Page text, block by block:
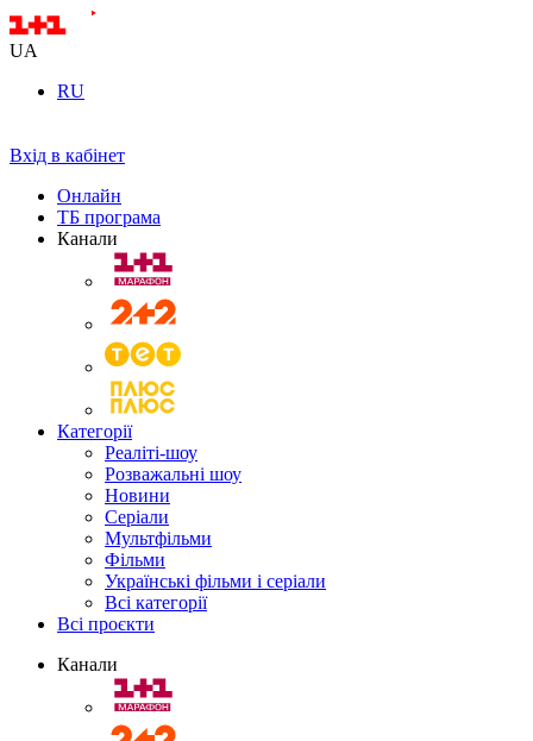
UA
RU
Вхід в кабінет
Онлайн
ТБ програма
Канали
Категорії
Реаліті-шоу
Розважальні шоу
Новини
Серіали
Мультфільми
Фільми
Українські фільми і серіали
Всі категорії
Всі проєкти
Канали